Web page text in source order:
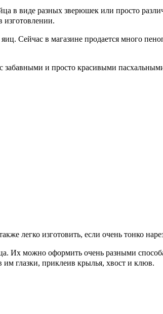
в виде разных зверюшек или просто
изготовлении.
Сейчас в магазине продается много
забавными и просто красивыми
легко изготовить, если очень тонко
Их можно оформить очень разными
им глазки, приклеив крылья, хвост и клюв.